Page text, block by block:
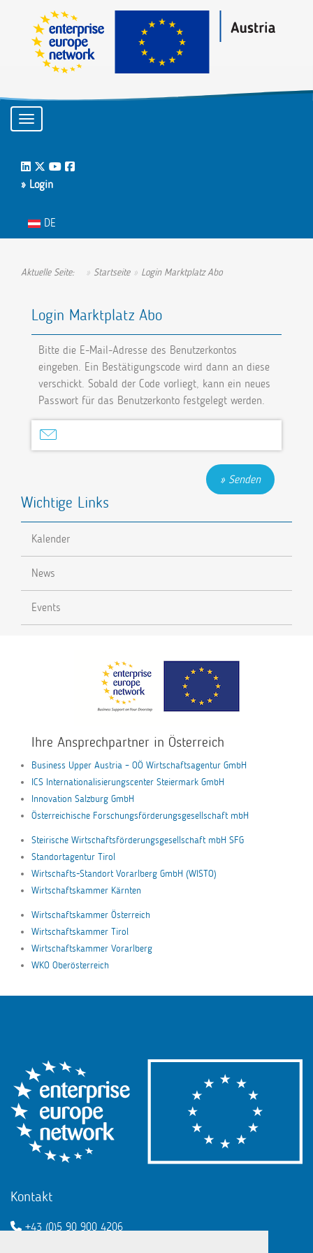
Toggle navigation
LinkedIn
Twitter
Youtube
Facebook
» Login
Sprache auswählen
DE
Aktuelle Seite: Startseite Login Marktplatz Abo
Login Marktplatz Abo
Bitte die E-Mail-Adresse des Benutzerkontos
eingeben. Ein Bestätigungscode wird dann an diese
verschickt. Sobald der Code vorliegt, kann ein neues
Passwort für das Benutzerkonto festgelegt werden.
Senden
Wichtige Links
Kalender
News
Events
Ihre Ansprechpartner in Österreich
Business Upper Austria – OÖ Wirtschaftsagentur GmbH
ICS Internationalisierungscenter Steiermark GmbH
Innovation Salzburg GmbH
Österreichische Forschungsförderungsgesellschaft mbH
Steirische Wirtschaftsförderungsgesellschaft mbH SFG
Standortagentur Tirol
Wirtschafts-Standort Vorarlberg GmbH (WISTO)
Wirtschaftskammer Kärnten
Wirtschaftskammer Österreich
Wirtschaftskammer Tirol
Wirtschaftskammer Vorarlberg
WKO Oberösterreich
Kontakt
+43 (0)5 90 900 4206